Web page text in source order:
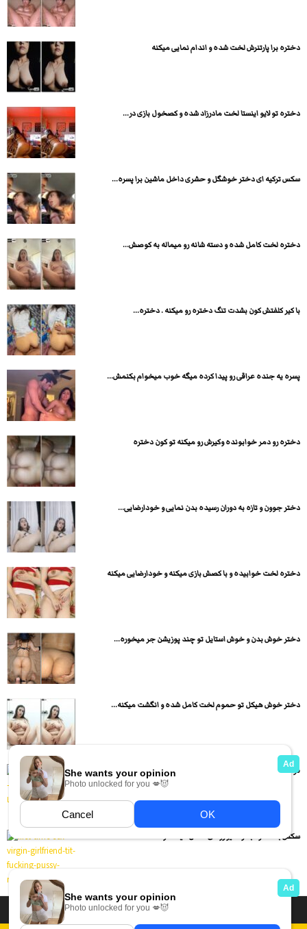
دختره برا پارتنرش لخت شده و اندام نمایی میکنه
دختره تو لایو اینستا لخت مادرزاد شده و کصخول بازی در...
سکس ترکیه ای دختر خوشگل و حشری داخل ماشین برا پسره...
دختره لخت کامل شده و دسته شانه رو میماله به کوصش...
با کیر کلفتش کون بشدت تنگ دختره رو میکنه . دختره...
پسره یه جنده عراقی رو پیدا کرده میگه خوب میخوام بکنمش...
دختره رو دمر خوابونده وکیرش رو میکنه تو کون دختره
دختر جوون و تازه به دوران رسیده بدن نمایی و خودارضایی...
دختره لخت خوابیده و با کصش بازی میکنه و خودارضایی میکنه
دختر خوش بدن و خوش استایل تو چند پوزیشن جر میخوره...
دختر خوش هیکل تو حموم لخت کامل شده و انگشت میکنه...
فوت فتیش و فوت جاب ایرانی سکس با پا
سکس با دختره باکره کیر رو لای کسش میماله و ممه...